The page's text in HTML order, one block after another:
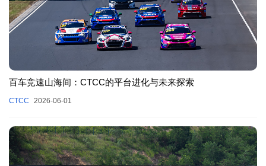
百车竞速山海间：CTCC的平台进化与未来探索
CTCC 2026-06-01